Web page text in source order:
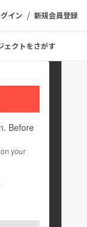
イン / 新規会員登録
ェクトをさがす
Before
your
しています
受賞履歴